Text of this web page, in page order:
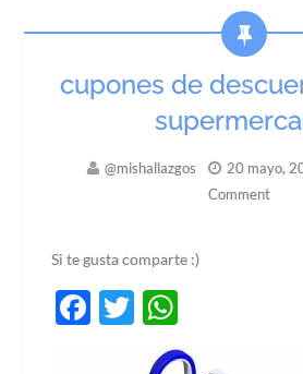
cupones de
@mishallazgos 20 mayo,
Comment
Si te gusta comparte :)
Facebook
Twitter